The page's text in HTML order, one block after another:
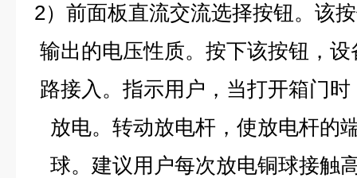
2）前面板直流交流选择按钮。该
输出的电压性质。按下该按钮，
路接入。指示用户，当打开箱门
放电。转动放电杆，使放电杆的
球。建议用户每次放电铜球接触